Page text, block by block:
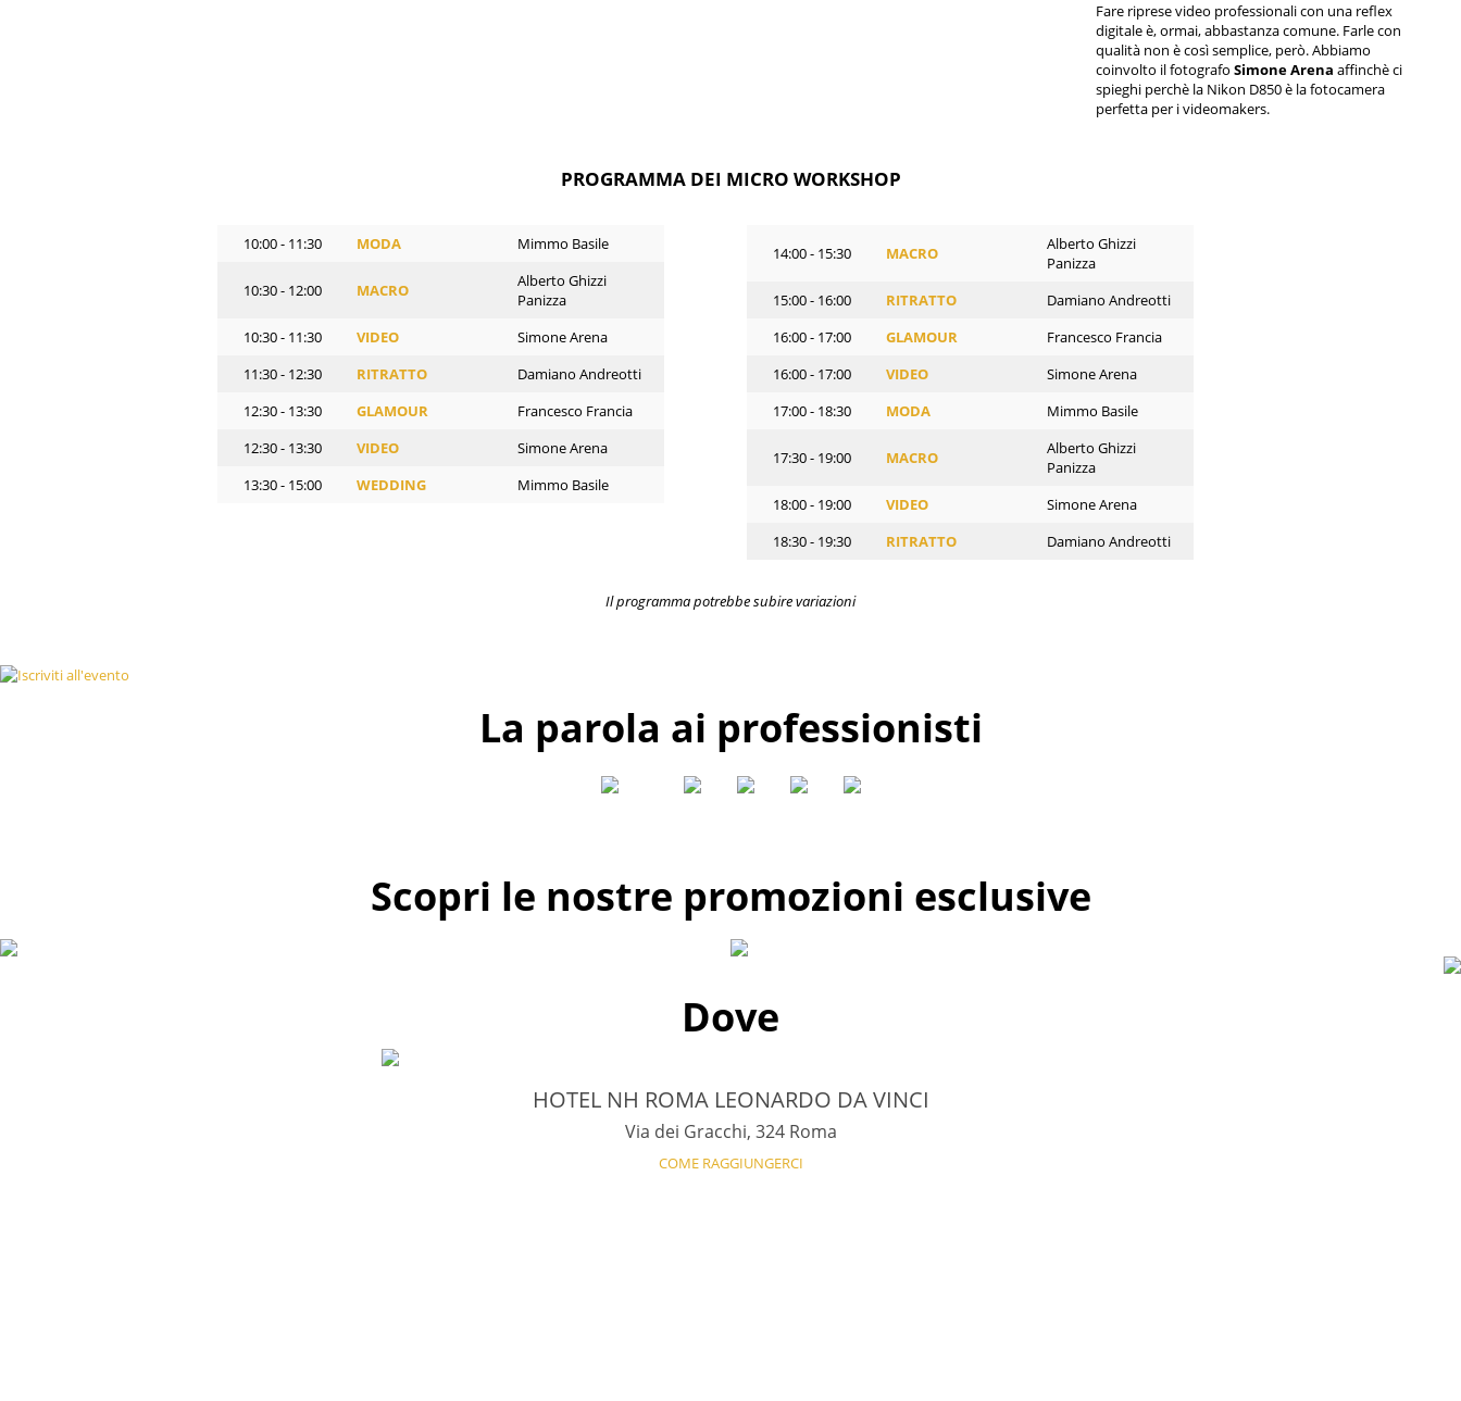
Fare riprese video professionali con una reflex
digitale è, ormai, abbastanza comune. Farle con
qualità non è così semplice, però. Abbiamo
coinvolto il fotografo Simone Arena affinchè ci
spieghi perchè la Nikon D850 è la fotocamera
perfetta per i videomakers.
PROGRAMMA DEI MICRO WORKSHOP
10:00 - 11:30 MODA Mimmo Basile
10:30 - 12:00 MACRO
Alberto Ghizzi
Panizza
10:30 - 11:30
VIDEO
Simone Arena
11:30 - 12:30
RITRATTO
Damiano Andreotti
12:30 - 13:30
GLAMOUR
Francesco Francia
12:30 - 13:30
VIDEO
Simone Arena
13:30 - 15:00
WEDDING Mimmo Basile
14:00 - 15:30 MACRO
Alberto Ghizzi
Panizza
15:00 - 16:00
RITRATTO
Damiano Andreotti
16:00 - 17:00
GLAMOUR
Francesco Francia
16:00 - 17:00
VIDEO
Simone Arena
17:00 - 18:30
MODA Mimmo Basile
17:30 - 19:00 MACRO
Alberto Ghizzi
Panizza
18:00 - 19:00
VIDEO
Simone Arena
18:30 - 19:30
RITRATTO Damiano Andreotti
Il programma potrebbe subire variazioni
La parola ai professionisti
Scopri le nostre promozioni esclusive
Dove
HOTEL NH ROMA LEONARDO DA VINCI
Via dei Gracchi, 324 Roma
COME RAGGIUNGERCI